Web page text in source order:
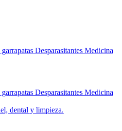
Desparasitantes Medicina
Desparasitantes Medicina
dental y limpieza.